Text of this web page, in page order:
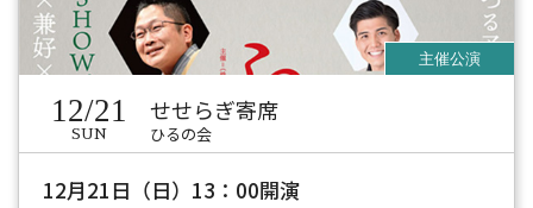
12/21
SUN
せせらぎ寄席
ひるの会
12月21日（日）13：00開演